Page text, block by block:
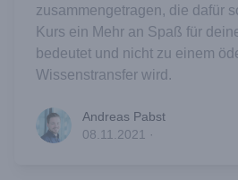
zusammengetragen, die dafür
Kurs ein Mehr an Spaß für
bedeutet und nicht zu einem
Wissenstransfer wird.
Andreas Pabst
Andreas Pabst
08.11.2021 ·